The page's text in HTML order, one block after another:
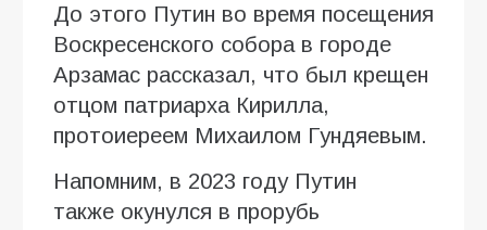
До этого Путин во время посещения
Воскресенского собора в городе
Арзамас рассказал, что был крещен
отцом патриарха Кирилла,
протоиереем Михаилом Гундяевым.
Напомним, в 2023 году Путин
также окунулся в прорубь